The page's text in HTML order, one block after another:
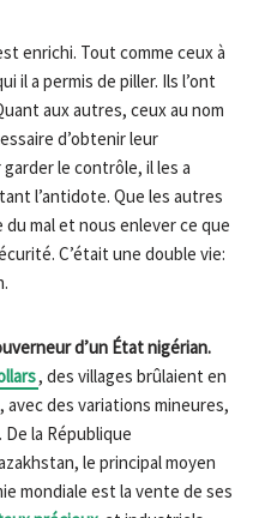
enrichi. Tout comme ceux à
il a permis de piller. Ils l’ont
aux autres, ceux au nom
d’obtenir leur
le contrôle, il les a
l’antidote. Que les autres
mal et nous enlever ce que
C’était une double vie:
d’un État nigérian.
, des villages brûlaient en
avec des variations mineures,
la République
le principal moyen
mondiale est la vente de ses